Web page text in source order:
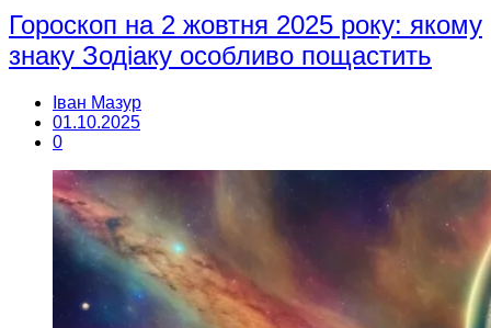
Гороскоп на 2 жовтня 2025 року: якому
знаку Зодіаку особливо пощастить
Іван Мазур
01.10.2025
0